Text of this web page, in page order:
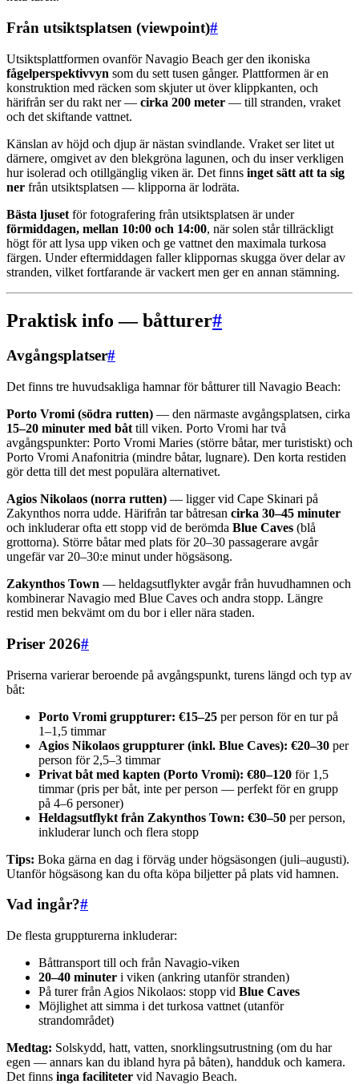
Från utsiktsplatsen (viewpoint)#
Utsiktsplattformen ovanför Navagio Beach ger den ikoniska
fågelperspektivvyn som du sett tusen gånger. Plattformen är en
konstruktion med räcken som skjuter ut över klippkanten, och
härifrån ser du rakt ner — cirka 200 meter — till stranden, vraket
och det skiftande vattnet.
Känslan av höjd och djup är nästan svindlande. Vraket ser litet ut
därnere, omgivet av den blekgröna lagunen, och du inser verkligen
hur isolerad och otillgänglig viken är. Det finns inget sätt att ta sig
ner från utsiktsplatsen — klipporna är lodräta.
Bästa ljuset för fotografering från utsiktsplatsen är under
förmiddagen, mellan 10:00 och 14:00, när solen står tillräckligt
högt för att lysa upp viken och ge vattnet den maximala turkosa
färgen. Under eftermiddagen faller klippornas skugga över delar av
stranden, vilket fortfarande är vackert men ger en annan stämning.
Praktisk info — båtturer#
Avgångsplatser#
Det finns tre huvudsakliga hamnar för båtturer till Navagio Beach:
Porto Vromi (södra rutten) — den närmaste avgångsplatsen, cirka
15–20 minuter med båt till viken. Porto Vromi har två
avgångspunkter: Porto Vromi Maries (större båtar, mer turistiskt) och
Porto Vromi Anafonitria (mindre båtar, lugnare). Den korta restiden
gör detta till det mest populära alternativet.
Agios Nikolaos (norra rutten) — ligger vid Cape Skinari på
Zakynthos norra udde. Härifrån tar båtresan cirka 30–45 minuter
och inkluderar ofta ett stopp vid de berömda Blue Caves (blå
grottorna). Större båtar med plats för 20–30 passagerare avgår
ungefär var 20–30:e minut under högsäsong.
Zakynthos Town — heldagsutflykter avgår från huvudhamnen och
kombinerar Navagio med Blue Caves och andra stopp. Längre
restid men bekvämt om du bor i eller nära staden.
Priser 2026#
Priserna varierar beroende på avgångspunkt, turens längd och typ av
båt:
Porto Vromi gruppturer: €15–25 per person för en tur på
1–1,5 timmar
Agios Nikolaos gruppturer (inkl. Blue Caves): €20–30 per
person för 2,5–3 timmar
Privat båt med kapten (Porto Vromi): €80–120 för 1,5
timmar (pris per båt, inte per person — perfekt för en grupp
på 4–6 personer)
Heldagsutflykt från Zakynthos Town: €30–50 per person,
inkluderar lunch och flera stopp
Tips: Boka gärna en dag i förväg under högsäsongen (juli–augusti).
Utanför högsäsong kan du ofta köpa biljetter på plats vid hamnen.
Vad ingår?#
De flesta gruppturerna inkluderar:
Båttransport till och från Navagio-viken
20–40 minuter i viken (ankring utanför stranden)
På turer från Agios Nikolaos: stopp vid Blue Caves
Möjlighet att simma i det turkosa vattnet (utanför
strandområdet)
Medtag: Solskydd, hatt, vatten, snorklingsutrustning (om du har
egen — annars kan du ibland hyra på båten), handduk och kamera.
Det finns inga faciliteter vid Navagio Beach.